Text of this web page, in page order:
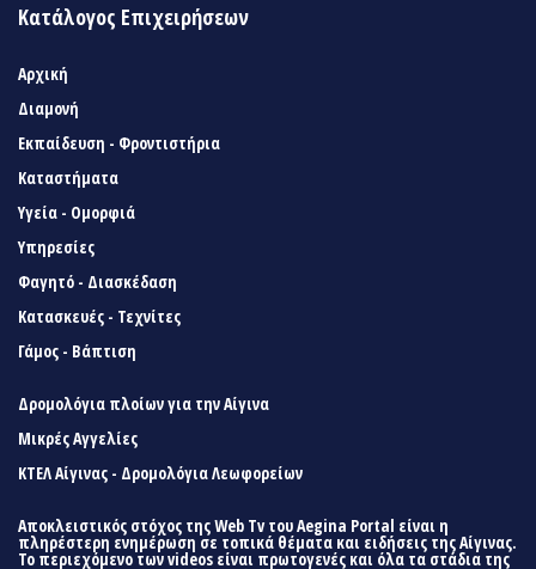
Κατάλογος Επιχειρήσεων
Αρχική
Διαμονή
Εκπαίδευση - Φροντιστήρια
Καταστήματα
Υγεία - Ομορφιά
Υπηρεσίες
Φαγητό - Διασκέδαση
Κατασκευές - Τεχνίτες
Γάμος - Βάπτιση
Δρομολόγια πλοίων για την Αίγινα
Μικρές Αγγελίες
ΚΤΕΛ Αίγινας - Δρομολόγια Λεωφορείων
Αποκλειστικός στόχος της Web Tv του Aegina Portal είναι η
πληρέστερη ενημέρωση σε τοπικά θέματα και ειδήσεις της Αίγινας.
Το περιεχόμενο των videos είναι πρωτογενές και όλα τα στάδια της